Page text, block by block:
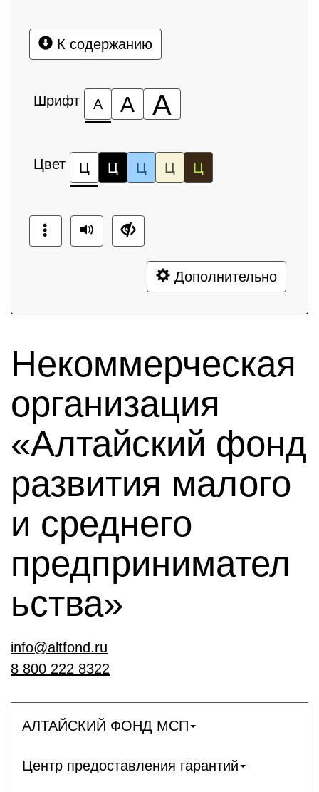
К содержанию
Шрифт А А А
Цвет Ц Ц Ц Ц Ц
Дополнительно
Некоммерческая
организация
«Алтайский фонд
развития малого
и среднего
предпринимател
ьства»
info@altfond.ru
8 800 222 8322
АЛТАЙСКИЙ ФОНД МСП
Центр предоставления гарантий